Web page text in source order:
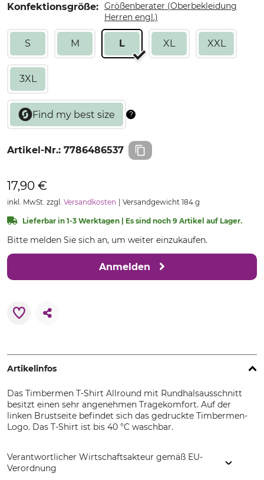
Konfektionsgröße: Größenberater (Oberbekleidung
Herren engl.)
S M L XL XXL
3XL
Artikel-Nr.: 7786486537
17,90 €
inkl. MwSt. zzgl. Versandkosten Versandgewicht 184 g
Lieferbar in 1-3 Werktagen | Es sind noch 9 Artikel auf Lager.
Bitte melden Sie sich an, um weiter einzukaufen.
Anmelden
Artikelinfos
Das Timbermen T-Shirt Allround mit Rundhalsausschnitt
besitzt einen sehr angenehmen Tragekomfort. Auf der
linken Brustseite befindet sich das gedruckte Timbermen-
Logo. Das T-Shirt ist bis 40 °C waschbar.
Verantwortlicher Wirtschaftsakteur gemäß EU-
Verordnung